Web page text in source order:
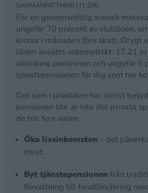
SAMMANFATTNING (TL;DR)
För en genomsnittlig svensk
ungefär 70 procent av slutlönen,
kronor i månaden före skatt. Drygt
lönen avsätts automatiskt: 17,21
allmänna pensionen och ungefär
tjänstepensionen för dig som har
Det som i praktiken har störst
pensionen blir är inte det privata
de här fyra valen:
Öka livsinkomsten – det
mest.
Byt tjänstepensionen från
förvaltning till fondförsäkring